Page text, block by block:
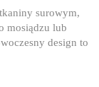
surowym,
mosiądzu lub
design to